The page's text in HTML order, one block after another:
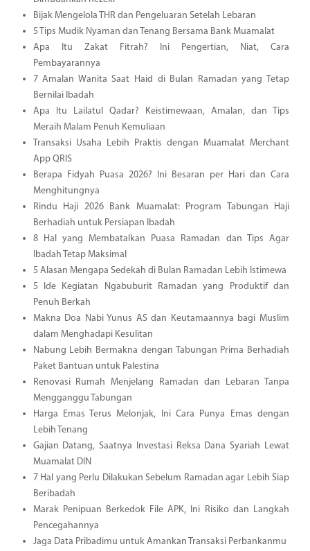
Bijak Mengelola THR dan Pengeluaran Setelah Lebaran
5 Tips Mudik Nyaman dan Tenang Bersama Bank Muamalat
Apa Itu Zakat Fitrah? Ini Pengertian, Niat, Cara
Pembayarannya
7 Amalan Wanita Saat Haid di Bulan Ramadan yang Tetap
Bernilai Ibadah
Apa Itu Lailatul Qadar? Keistimewaan, Amalan, dan Tips
Meraih Malam Penuh Kemuliaan
Transaksi Usaha Lebih Praktis dengan Muamalat Merchant
App QRIS
Berapa Fidyah Puasa 2026? Ini Besaran per Hari dan Cara
Menghitungnya
Rindu Haji 2026 Bank Muamalat: Program Tabungan Haji
Berhadiah untuk Persiapan Ibadah
8 Hal yang Membatalkan Puasa Ramadan dan Tips Agar
Ibadah Tetap Maksimal
5 Alasan Mengapa Sedekah di Bulan Ramadan Lebih Istimewa
5 Ide Kegiatan Ngabuburit Ramadan yang Produktif dan
Penuh Berkah
Makna Doa Nabi Yunus AS dan Keutamaannya bagi Muslim
dalam Menghadapi Kesulitan
Nabung Lebih Bermakna dengan Tabungan Prima Berhadiah
Paket Bantuan untuk Palestina
Renovasi Rumah Menjelang Ramadan dan Lebaran Tanpa
Mengganggu Tabungan
Harga Emas Terus Melonjak, Ini Cara Punya Emas dengan
Lebih Tenang
Gajian Datang, Saatnya Investasi Reksa Dana Syariah Lewat
Muamalat DIN
7 Hal yang Perlu Dilakukan Sebelum Ramadan agar Lebih Siap
Beribadah
Marak Penipuan Berkedok File APK, Ini Risiko dan Langkah
Pencegahannya
Jaga Data Pribadimu untuk Amankan Transaksi Perbankanmu